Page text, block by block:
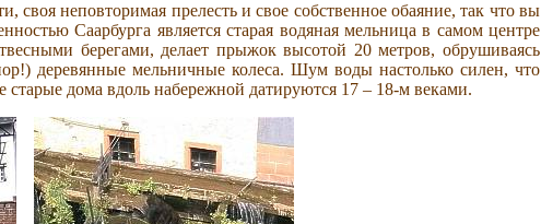
своя неповторимая прелесть и свое собственное обаяние, так что вы
Саарбурга является старая водяная мельница в самом центре
берегами, делает прыжок высотой 20 метров, обрушиваясь
деревянные мельничные колеса. Шум воды настолько силен, что
дома вдоль набережной датируются 17 – 18-м веками.